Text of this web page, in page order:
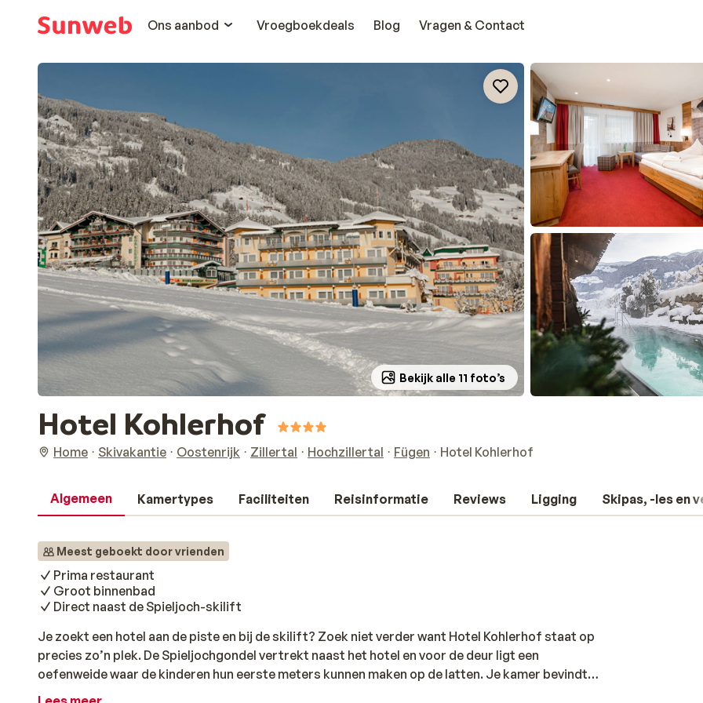
Ons aanbod
Vroegboekdeals Blog Vragen & Contact
Bekijk alle 11 foto’s
Hotel Kohlerhof
Home Skivakantie Oostenrijk Zillertal Hochzillertal Fügen Hotel Kohlerhof
Algemeen Kamertypes Faciliteiten Reisinformatie Reviews Ligging Skipas, -les en
Meest geboekt door vrienden
Prima restaurant
Groot binnenbad
Direct naast de Spieljoch-skilift
Je zoekt een hotel aan de piste en bij de skilift? Zoek niet verder want Hotel Kohlerhof staat op
precies zo’n plek. De Spieljochgondel vertrekt naast het hotel en voor de deur ligt een
oefenweide waar de kinderen hun eerste meters kunnen maken op de latten. Je kamer bevindt
zich in een van de twee gebouwen welke met een ondergrondse gang met elkaar verbonden zijn.